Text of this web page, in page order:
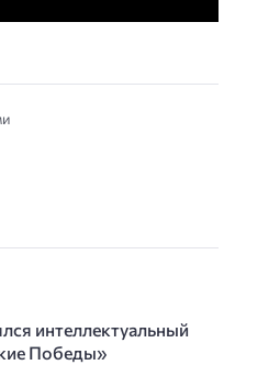
интеллектуальный
Победы»